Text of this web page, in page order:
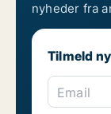
nyheder fra
Tilmeld
Email